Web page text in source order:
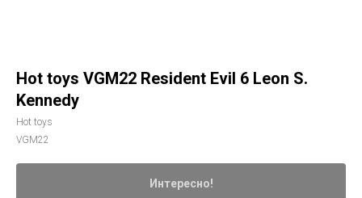
Hot toys VGM22 Resident Evil 6 Leon S.
Kennedy
Hot toys
VGM22
Интересно!